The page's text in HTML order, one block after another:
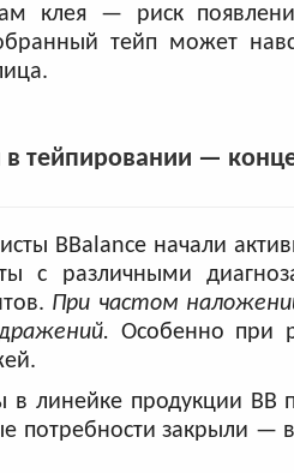
клея — риск
тейп может
тейпировании —
BBalance начали
с различными
При частом
Особенно при
линейке продукции ВВ
потребности закрыли —